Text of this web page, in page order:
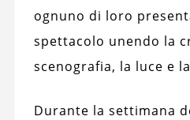
ognuno di loro
spettacolo unendo la
scenografia, la luce e
Durante la settimana